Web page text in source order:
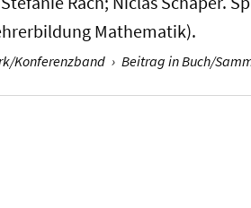
Mathematik).
Konferenzband › Beitrag in Buch/